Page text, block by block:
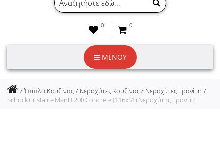
0 0
ΜΕΝΟΥ
Έπιπλα Κουζίνας Νεροχύτες Κουζίνας
Νεροχύτες Γρανίτη
Schock Cristalite ManD 200 Concrete (116x51) Νεροχύτης Γρανίτη